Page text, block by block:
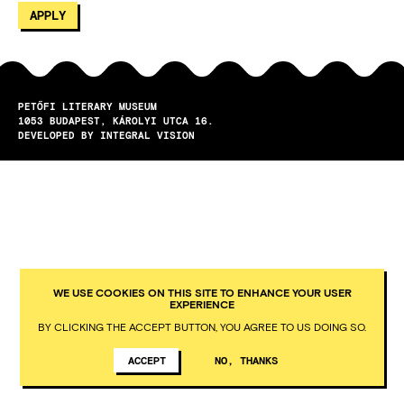
PETŐFI LITERARY MUSEUM
1053
BUDAPEST
KÁROLYI UTCA 16.
DEVELOPED BY INTEGRAL VISION
WE USE COOKIES ON THIS SITE TO ENHANCE YOUR USER
EXPERIENCE
BY CLICKING THE ACCEPT BUTTON, YOU AGREE TO US DOING SO.
ACCEPT NO, THANKS